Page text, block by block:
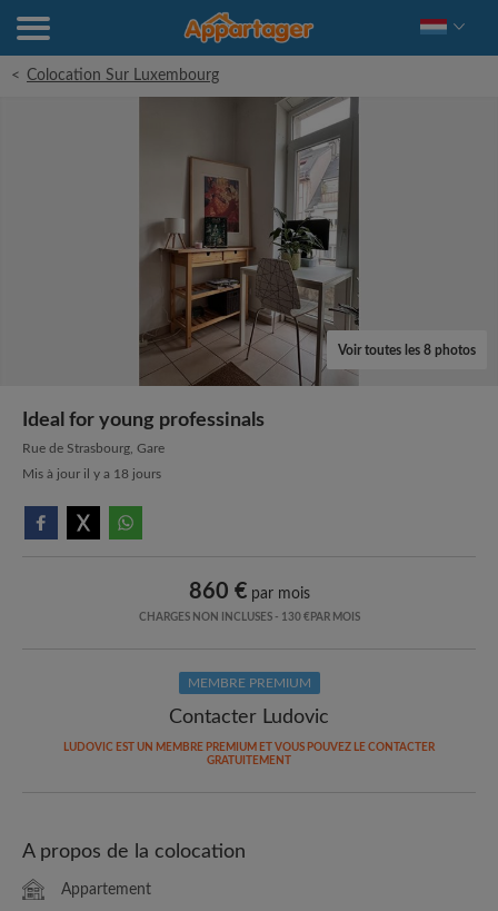
< Colocation Sur Luxembourg
Voir toutes les 8 photos
Ideal for young professinals
Rue de Strasbourg, Gare
Mis à jour il y a 18 jours
860 € par mois
CHARGES NON INCLUSES - 130 €PAR MOIS
MEMBRE PREMIUM
Contacter Ludovic
LUDOVIC EST UN MEMBRE PREMIUM ET VOUS POUVEZ LE CONTACTER
GRATUITEMENT
A propos de la colocation
Appartement